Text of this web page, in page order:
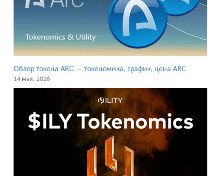
Обзор токена ARC — токеномика, график, цена ARC
14 мая, 2026